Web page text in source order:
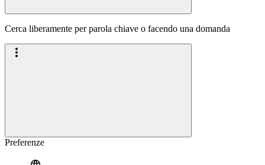
Cerca liberamente per parola chiave o facendo una domanda
Preferenze